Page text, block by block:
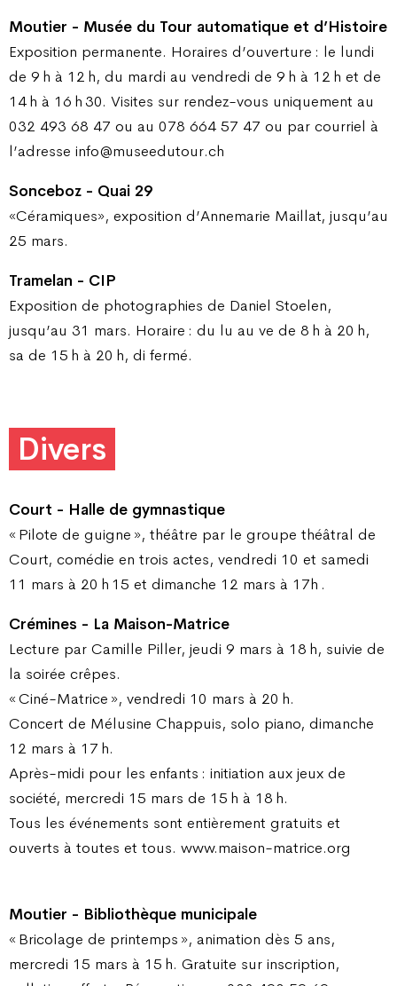
Moutier - Musée du Tour automatique et d’Histoire
Exposition permanente. Horaires d’ouverture : le lundi
de 9 h à 12 h, du mardi au vendredi de 9 h à 12 h et de
14 h à 16 h 30. Visites sur rendez-vous uniquement au
032 493 68 47 ou au 078 664 57 47 ou par courriel à
l’adresse info@museedutour.ch
Sonceboz - Quai 29
«Céramiques», exposition d’Annemarie Maillat, jusqu’au
25 mars.
Tramelan - CIP
Exposition de photographies de Daniel Stoelen,
jusqu’au 31 mars. Horaire : du lu au ve de 8 h à 20 h,
sa de 15 h à 20 h, di fermé.
Divers
Court - Halle de gymnastique
« Pilote de guigne », théâtre par le groupe théâtral de
Court, comédie en trois actes, vendredi 10 et samedi
11 mars à 20 h 15 et dimanche 12 mars à 17h .
Crémines - La Maison-Matrice
Lecture par Camille Piller, jeudi 9 mars à 18 h, suivie de
la soirée crêpes.
« Ciné-Matrice », vendredi 10 mars à 20 h.
Concert de Mélusine Chappuis, solo piano, dimanche
12 mars à 17 h.
Après-midi pour les enfants : initiation aux jeux de
société, mercredi 15 mars de 15 h à 18 h.
Tous les événements sont entièrement gratuits et
ouverts à toutes et tous. www.maison-matrice.org
Moutier - Bibliothèque municipale
« Bricolage de printemps », animation dès 5 ans,
mercredi 15 mars à 15 h. Gratuite sur inscription,